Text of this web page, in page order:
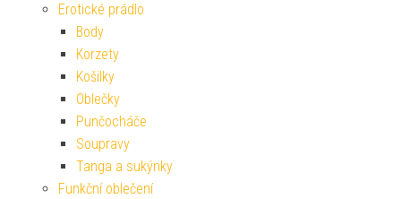
Erotické prádlo
Body
Korzety
Košilky
Oblečky
Punčocháče
Soupravy
Tanga a sukýnky
Funkční oblečení